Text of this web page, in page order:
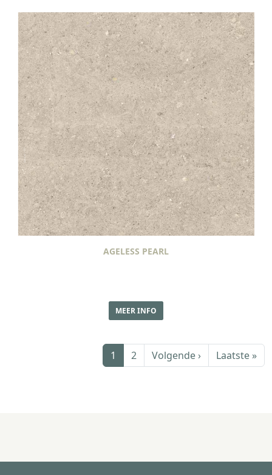
AGELESS PEARL
MEER INFO
1 2 Volgende ›Volgende
Laatste »